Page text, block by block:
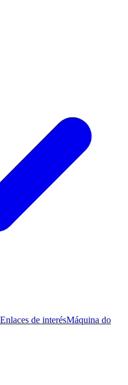
Enlaces de interésMáquina do